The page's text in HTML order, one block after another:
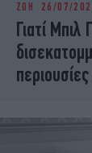
iBOOKS
OSCARS
MEDIA
ΖΩΗ 26/07/
Γιατί